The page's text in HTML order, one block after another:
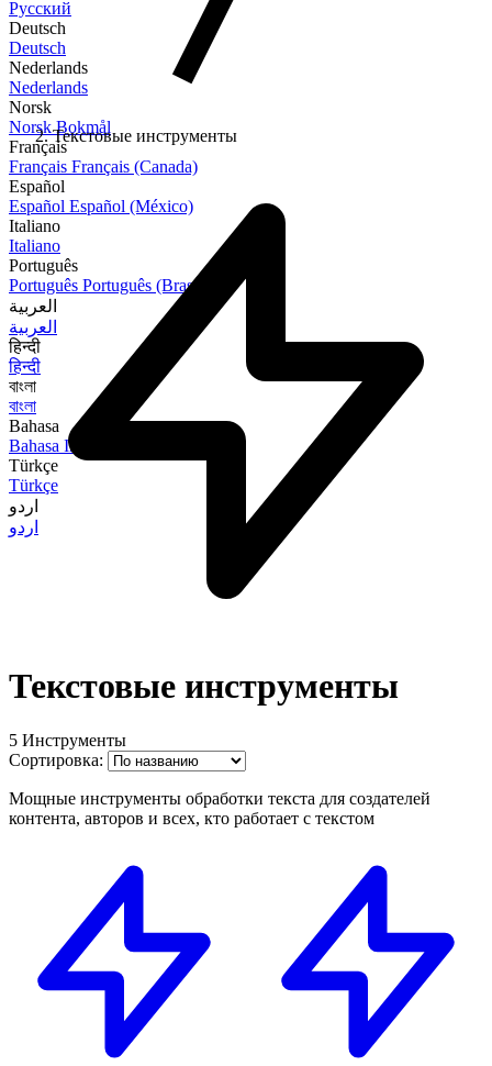
Русский
Deutsch
Deutsch
Nederlands
Nederlands
Norsk
Norsk Bokmål
Français
Français Français (Canada)
Español
Español Español (México)
Italiano
Italiano
Português
Português Português (Brasil)
العربية
العربية
हिन्दी
हिन्दी
বাংলা
বাংলা
Bahasa
Bahasa Indonesia
Türkçe
Türkçe
اردو
اردو
Текстовые инструменты
Текстовые инструменты
5 Инструменты
Сортировка:
Мощные инструменты обработки текста для создателей
контента, авторов и всех, кто работает с текстом